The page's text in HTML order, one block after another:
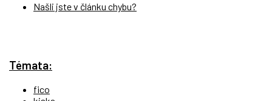
Našli jste v článku chybu?
Témata:
fico